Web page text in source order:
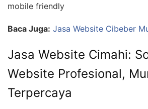
mobile friendly
Baca Juga: Jasa Website Cibeber
Jasa Website Cimahi:
Website Profesional,
Terpercaya